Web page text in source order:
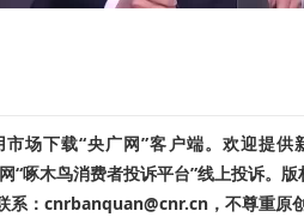
场下载“央广网”客户端。欢迎提
“啄木鸟消费者投诉平台”线上投诉。
系：cnrbanquan@cnr.cn，不尊重原